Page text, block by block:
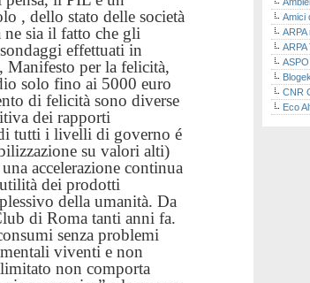
, dello stato delle società
ne sia il fatto che gli
effettuati in
per la felicità,
solo fino ai 5000 euro
di felicità sono diverse
dei rapporti
tutti i livelli di governo é
su valori alti)
accelerazione continua
dei prodotti
della umanità. Da
di Roma tanti anni fa.
senza problemi
viventi e non
non comporta
Amici
ARPA
ARPA
CNR
Eco